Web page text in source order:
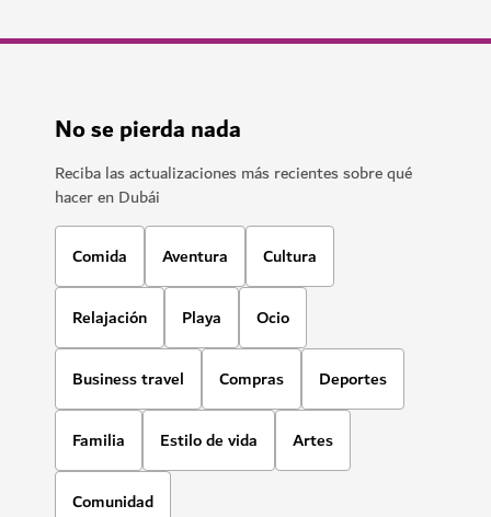
No se pierda nada
Reciba las actualizaciones más recientes sobre qué
hacer en Dubái
Comida Aventura Cultura
Relajación Playa Ocio
Business travel Compras Deportes
Familia Estilo de vida Artes
Comunidad